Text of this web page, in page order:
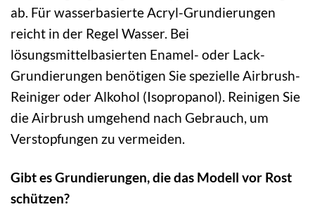
ab. Für wasserbasierte Acryl-Grundierungen
reicht in der Regel Wasser. Bei
lösungsmittelbasierten Enamel- oder Lack-
Grundierungen benötigen Sie spezielle Airbrush-
Reiniger oder Alkohol (Isopropanol). Reinigen Sie
die Airbrush umgehend nach Gebrauch, um
Verstopfungen zu vermeiden.
Gibt es Grundierungen, die das Modell vor Rost
schützen?